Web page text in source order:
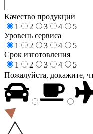
Качество продукции
1
2 3 4
5
Уровень сервиса
1
2 3 4
5
Срок изготовления
1
2 3 4
5
Пожалуйста, докажите,